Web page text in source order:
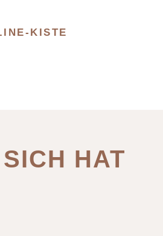
KISTE
HAT